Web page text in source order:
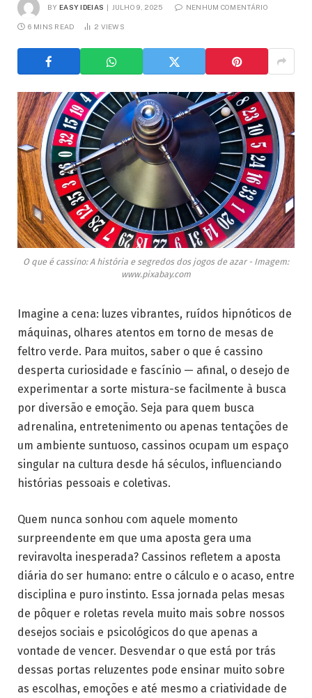
BY EASY IDEIAS JULHO 9, 2025 NENHUM COMENTÁRIO
6 MINS READ 2 VIEWS
O que é cassino: A história e segredos dos jogos de azar - Imagem:
www.pixabay.com
Imagine a cena: luzes vibrantes, ruídos hipnóticos de
máquinas, olhares atentos em torno de mesas de
feltro verde. Para muitos, saber o que é cassino
desperta curiosidade e fascínio — afinal, o desejo de
experimentar a sorte mistura-se facilmente à busca
por diversão e emoção. Seja para quem busca
adrenalina, entretenimento ou apenas tentações de
um ambiente suntuoso, cassinos ocupam um espaço
singular na cultura desde há séculos, influenciando
histórias pessoais e coletivas.
Quem nunca sonhou com aquele momento
surpreendente em que uma aposta gera uma
reviravolta inesperada? Cassinos refletem a aposta
diária do ser humano: entre o cálculo e o acaso, entre
disciplina e puro instinto. Essa jornada pelas mesas
de pôquer e roletas revela muito mais sobre nossos
desejos sociais e psicológicos do que apenas a
vontade de vencer. Desvendar o que está por trás
dessas portas reluzentes pode ensinar muito sobre
as escolhas, emoções e até mesmo a criatividade de